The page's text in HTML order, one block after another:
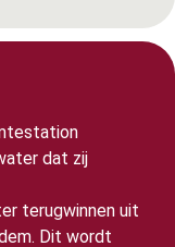
dat zij
terugwinnen uit
Dit wordt